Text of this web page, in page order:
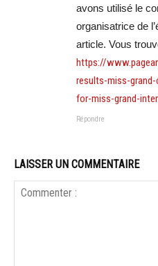
avons utilisé le
organisatrice de
article. Vous
https://
results-miss-
for-miss-grand-
Répondre
LAISSER UN COMMENTAIRE